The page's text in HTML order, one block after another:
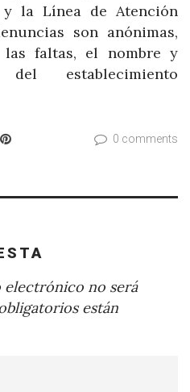
y la Línea de Atención
son anónimas,
faltas, el nombre y
establecimiento
Pinterest 0 comments
no será
están